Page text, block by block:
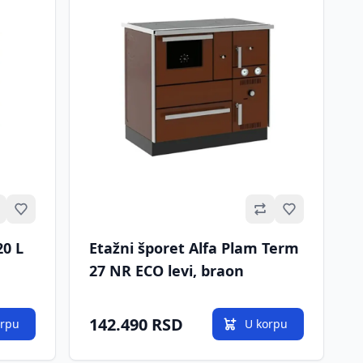
Omiljeno
L
Omiljeno
Etažni šporet Alfa Plam Term
27 NR ECO levi, braon
142.490 RSD U korpu